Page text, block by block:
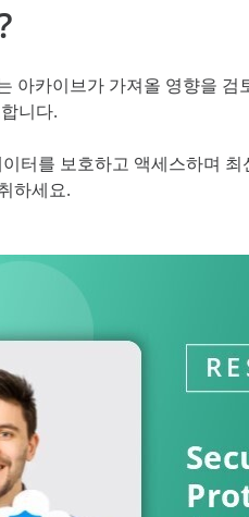
아카이브가 가져올 영향을
니다.
터를 보호하고 액세스하며
하세요.